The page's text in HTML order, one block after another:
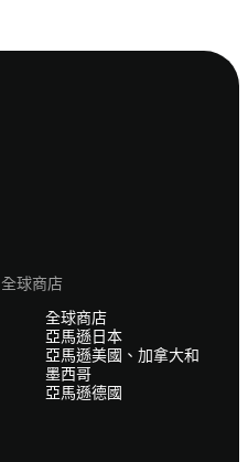
全球商店
全球商店
亞馬遜日本
亞馬遜美國、加拿大和
墨西哥
亞馬遜德國